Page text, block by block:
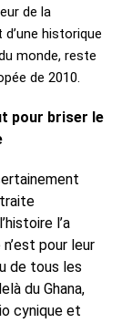
de la
historique
monde, reste
de 2010.
pour briser le
l’a
pour leur
de tous les
du Ghana,
cynique et